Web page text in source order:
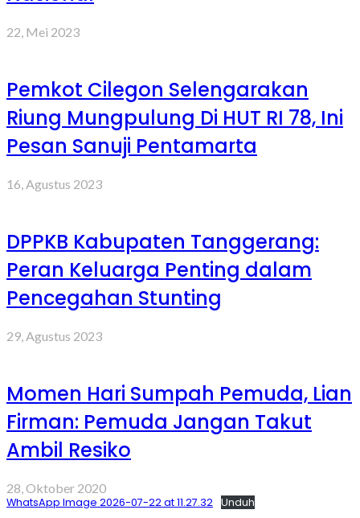
22, Mei 2023
Pemkot Cilegon Selengarakan
Riung Mungpulung Di HUT RI 78, Ini
Pesan Sanuji Pentamarta
16, Agustus 2023
DPPKB Kabupaten Tanggerang:
Peran Keluarga Penting dalam
Pencegahan Stunting
29, Agustus 2023
Momen Hari Sumpah Pemuda, Lian
Firman: Pemuda Jangan Takut
Ambil Resiko
28, Oktober 2020
WhatsApp Image 2026-07-22 at 11.27.32 Unduh